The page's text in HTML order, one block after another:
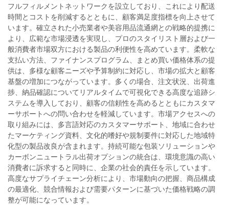
フルフィルメントネットワークを設立しており、これにより配送
時間とコストを削減するとともに、顧客満足度指標を向上させて
います。確立された小売業者や美容用品流通網との戦略的提携に
より、広範な市場浸透を実現し、プロのスタイリスト層および一
般消費者市場双方における製品の利便性を高めています。柔軟な
支払い方法、ファイナンスプログラム、まとめ買い価格体系の提
供は、多様な顧客ニーズや予算制約に対応し、市場の拡大と顧客
基盤の増加につながっています。多くの場合、注文状況、出荷進
捗、納品確認についてリアルタイムで可視化できる高度な追跡シ
ステムを導入しており、顧客の信頼性を高めるとともにカスタマ
ーサポートへの問い合わせを軽減しています。市場アクセスへの
取り組みには、多言語対応のカスタマーサポート、地域に合わせ
たマーケティング資料、文化的嗜好や規制要件に対応した地域特
化型の製品改良が含まれます。持続可能な包装ソリューションや
カーボンニュートラル出荷オプションの統合は、環境意識の高い
消費者に訴求すると同時に、企業の社会的責任を示しています。
高度なサプライチェーン分析により、市場動向の把握、商品構成
の最適化、競合情報および需要パターンに基づいた価格戦略の調
整が可能になっています。